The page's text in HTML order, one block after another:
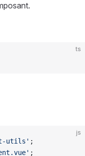
ts
js
utils' ;
;